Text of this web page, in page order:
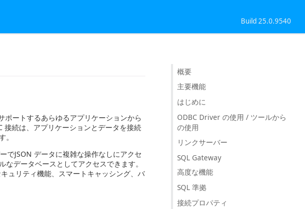
Build 25.0.9540
ートするあらゆるアプリケーションから
接続は、アプリケーションとデータを接続
。
でJSON データに複雑な操作なしにアクセ
データベースとしてアクセスできます。
ュリティ機能、スマートキャッシング、バ
概要
主要機能
はじめに
ODBC Driver の使用 / ツールから
の使用
リンクサーバー
SQL Gateway
高度な機能
SQL 準拠
接続プロパティ